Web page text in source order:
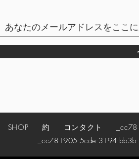
SHOP 約 コンタクト
_cc781905-5cde-3194-